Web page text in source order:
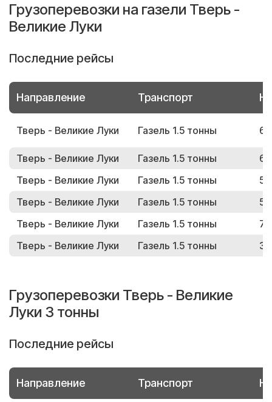
Грузоперевозки на газели Тверь -
Великие Луки
Последние рейсы
Направление Транспорт
Тверь - Великие Луки Газель 1.5 тонны
Тверь - Великие Луки Газель 1.5 тонны
Тверь - Великие Луки
Газель 1.5 тонны
Тверь - Великие Луки
Газель 1.5 тонны
Тверь - Великие Луки
Газель 1.5 тонны
Тверь - Великие Луки
Газель 1.5 тонны
Грузоперевозки Тверь - Великие
Луки 3 тонны
Последние рейсы
Направление Транспорт